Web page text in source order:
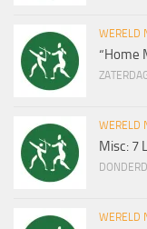
WERELD
“Home
WERELD
Misc: 7
WERELD